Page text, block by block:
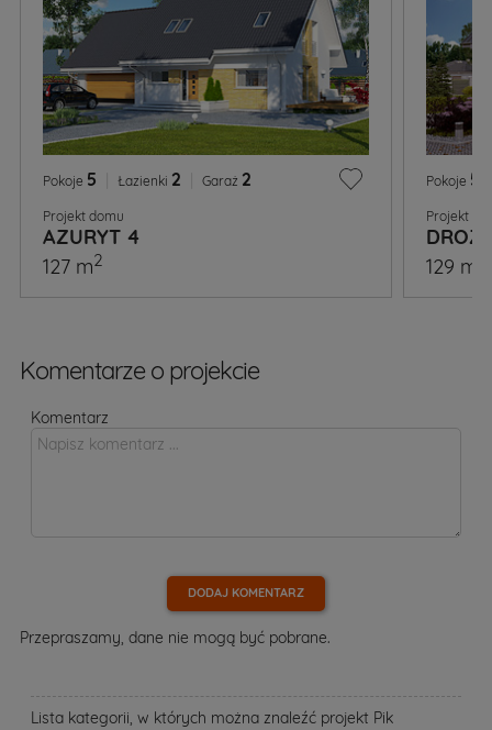
Pokoje 5 Łazienki 2 Garaż 2
Projekt domu
AZURYT 4
127 m2
Pokoje 5
Projekt
129 m
Komentarze o projekcie
Komentarz
DODAJ KOMENTARZ
Przepraszamy, dane nie mogą być pobrane.
Lista kategorii, w których można znaleźć projekt Pik